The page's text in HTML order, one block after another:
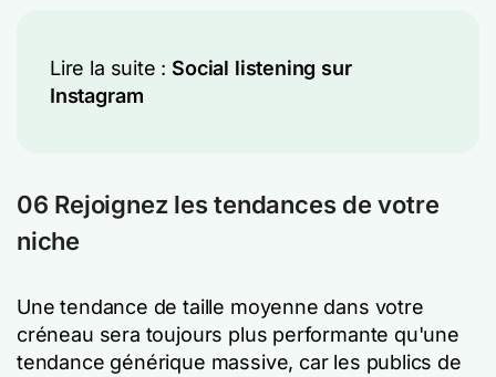
Lire la suite : Social listening sur
Instagram
06 Rejoignez les tendances de votre
niche
Une tendance de taille moyenne dans votre
créneau sera toujours plus performante qu'une
tendance générique massive, car les publics de